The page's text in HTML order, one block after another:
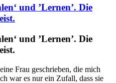
und ’Lernen’. Die
und ’Lernen’. Die
Frau geschrieben, die mich
war es nur ein Zufall, dass sie